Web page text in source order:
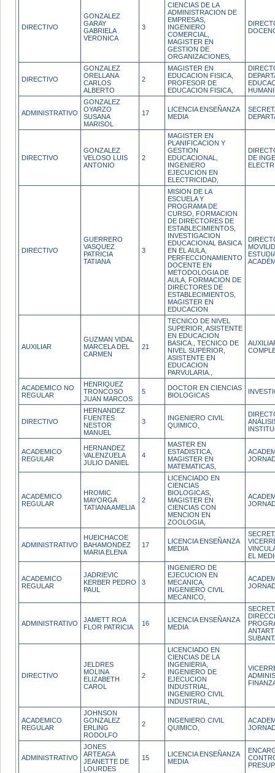
DIRECTIVO
GONZALEZ
GARAY
GABRIELA
VERONICA
3
CIENCIAS DE LA
ADMINISTRACION DE
EMPRESAS,
INGENIERO
COMERCIAL,
MAGISTER EN
GESTION DE
ORGANIZACIONES,
DIRECTIVO
GONZALEZ
ORELLANA
CARLOS
ALBERTO
2
MAGISTER EN
EDUCACION FISICA,
PROFESOR DE
EDUCACION FISICA,
ADMINISTRATIVO
GONZALEZ
OYARZO
SUSANA
MARISOL
17
LICENCIA ENSEÑANZA
MEDIA
DIRECTIVO
GONZALEZ
VELOSO LUIS
ANTONIO
2
MAGISTER EN
PLANIFICACION Y
GESTION
EDUCACIONAL,
INGENIERO
EJECUCION EN
ELECTRICIDAD,
DE
DIRECTIVO
GUERRERO
VASQUEZ
PATRICIA
TATIANA
3
MISION DE LA
ESCUELA Y
PROGRAMA DE
CURSO, FORMACION
DE DIRECTORES DE
ESTABLECIMIENTOS,
INVESTIGACION
EDUCACIONAL BASICA
EN EL AULA,
PERFECCIONAMIENTO
DOCENTE EN
METODOLOGIA DE
AULA, FORMACION DE
DIRECTORES DE
ESTABLECIMIENTOS,
MAGISTER EN
EDUCACION
AUXILIAR
GUZMAN VIDAL
MARCELA DEL
CARMEN
21
TECNICO DE NIVEL
SUPERIOR, ASISTENTE
EN EDUCACION
BASICA., TECNICO DE
NIVEL SUPERIOR,
ASISTENTE EN
EDUCACION
PARVULARIA.,
ACADEMICO NO
REGULAR
HENRIQUEZ
TRONCOSO
JUAN MARCOS
5
DOCTOR EN CIENCIAS
BIOLOGICAS
DIRECTIVO
HERNANDEZ
FUENTES
NESTOR
MANUEL
3
INGENIERO CIVIL
QUIMICO,
ACADEMICO
REGULAR
HERNANDEZ
VALENZUELA
JULIO DANIEL
4
MASTER EN
ESTADISTICA,
MAGISTER EN
MATEMATICAS,
ACADEMICO
REGULAR
HROMIC
MAYORGA
TATIANA AMELIA
2
LICENCIADO EN
CIENCIAS
BIOLOGICAS,
MAGISTER EN
CIENCIAS CON
MENCION EN
ZOOLOGIA,
ADMINISTRATIVO
HUEICHACOE
BAHAMONDEZ
MARIA ELENA
17
LICENCIA ENSEÑANZA
MEDIA
EL
ACADEMICO
REGULAR
JADRIEVIC
KERBER PEDRO
PAUL
3
INGENIERO DE
EJECUCION EN
MECANICA,
INGENIERO CIVIL
MECANICO,
ADMINISTRATIVO
JAMETT ROA
FLOR PATRICIA
16
LICENCIA ENSEÑANZA
MEDIA
DIRECTIVO
JELDRES
MOLINA
ELIZABETH
CAROL
2
LICENCIADO EN
CIENCIAS DE LA
INGENIERIA,
INGENIERO DE
EJECUCION
INDUSTRIAL,
INGENIERO CIVIL
INDUSTRIAL,
ACADEMICO
REGULAR
JOHNSON
GONZALEZ
ERLING
RODOLFO
2
INGENIERO CIVIL
QUIMICO,
ADMINISTRATIVO
JONES
ARTEAGA
JEANETTE DE
LOURDES
15
LICENCIA ENSEÑANZA
MEDIA